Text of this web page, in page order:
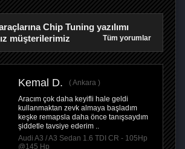
Chip Tuning yazılımı
müşterilerimiz
Tüm yorumlar
Kemal D.
Ankara
Aracım çok daha keyifli hale geldi
kullanmaktan zevk almaya başladım
keşke remapsla daha önce tanışsaydım
şiddetle tavsiye ederim ..
Audi A3 / A3 Sedan 1.6 TDI CR - 105Hp
@145 Hp